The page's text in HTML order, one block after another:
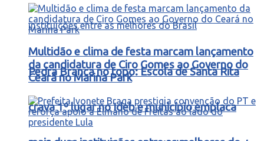
Pedra Branca no topo: Escola de Santa Rita
crava 1º lugar no Ideb e município emplaca
Multidão e clima de festa marcam lançamento
da candidatura de Ciro Gomes ao Governo do
Ceará no Marina Park